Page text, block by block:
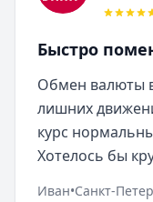
Быстро
Обмен валюты
лишних
курс
Хотелось бы
Иван•Санкт-